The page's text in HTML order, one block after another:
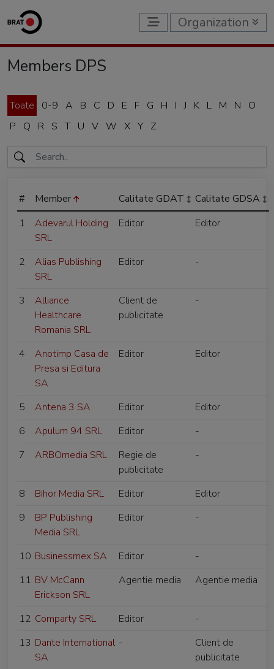
Organization
Members DPS
Toate 0-9 A B C D E F G H I J K L M N
O
P
Q R S T U V W X Y Z
# Member Calitate GDAT
Calitate GDSA
1
Adevarul Holding
SRL
Editor Editor
2
Alias Publishing
SRL
Editor -
3
Alliance
Healthcare
Romania SRL
Client de
publicitate
-
4
Anotimp Casa de
Presa si Editura
SA
Editor Editor
5 Antena 3 SA Editor
Editor
6
Apulum 94 SRL Editor
-
7
ARBOmedia SRL
Regie de
publicitate
-
8 Bihor Media SRL Editor
Editor
9
BP Publishing
Media SRL
Editor -
10 Businessmex SA Editor
-
11 BV McCann
Erickson SRL
Agentie media Agentie media
12 Comparty SRL Editor
-
13 Dante International
SA
-
Client de
publicitate